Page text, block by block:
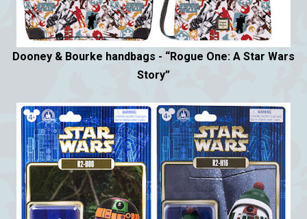
Dooney & Bourke handbags - “Rogue One: A Star Wars
Story”